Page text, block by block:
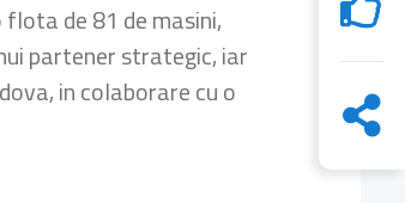
de 81 de masini,
partener strategic, iar
in colaborare cu o